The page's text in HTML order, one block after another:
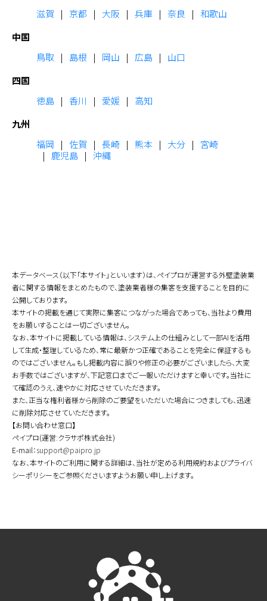
滋賀
京都 大阪 兵庫 奈良
和歌山
中国
鳥取
島根 岡山 広島
山口
四国
徳島
香川 愛媛
高知
九州
福岡
佐賀 長崎 熊本 大分
宮崎
鹿児島
沖縄
本データベース（以下「本サイト」といいます）は、ペイプロが運営する外壁塗装業
者に関する情報をまとめたもので、塗装業者様の集客を支援することを目的に
公開しております。
本サイトの掲載を通じて実際に集客につながった場合であっても、当社より費用
をお願いすることは一切ございません。
なお、本サイトに掲載している情報は、システム上の仕組みとして一部AIを活用
して生成・整理しているため、常に最新かつ正確であることを完全に保証するも
のではございません。もし掲載内容に誤りや修正の必要がございましたら、大変
お手数ではございますが、下記窓口までご一報いただけますと幸いです。当社に
て確認のうえ、速やかに対応させていただきます。
また、正当な権利者様から削除のご要望をいただいた場合につきましても、迅速
に削除対応させていただきます。
【お問い合わせ窓口】
ペイプロ(運営:クラサポ株式会社)
E-mail：support@paipro.jp
なお、本サイトのご利用に関する詳細は、当社が定める利用規約およびプライバ
シーポリシーをご参照くださいますようお願い申し上げます。